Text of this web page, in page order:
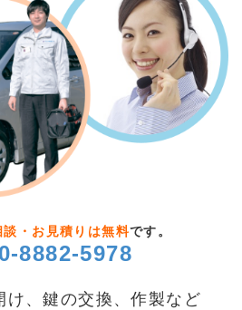
談・お見積りは無料です。
8882-5978
け、鍵の交換、作製など